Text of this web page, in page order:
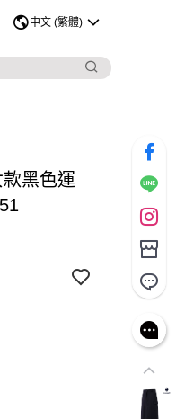
中文 (繁體)
款黑色運